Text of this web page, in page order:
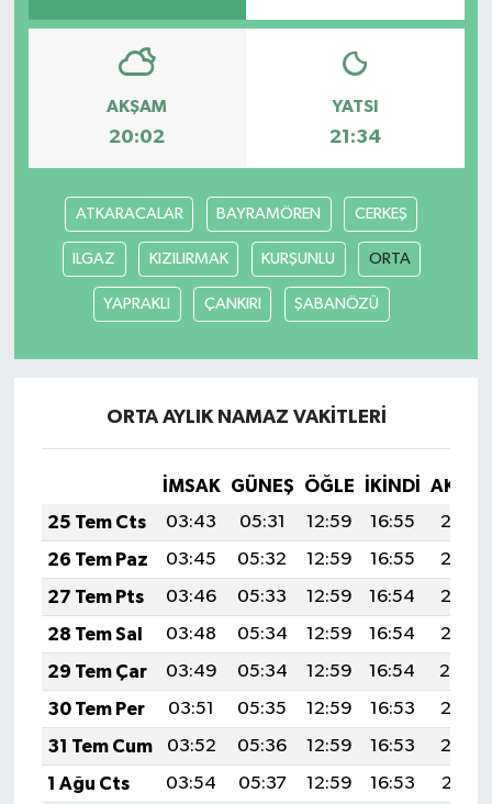
AKŞAM
20:02
YATSI
21:34
ATKARACALAR BAYRAMÖREN CERKEŞ
ILGAZ KIZILIRMAK KURŞUNLU ORTA
YAPRAKLI ÇANKIRI ŞABANÖZÜ
ORTA AYLIK NAMAZ VAKITLERI
İMSAK GÜNEŞ ÖĞLE İKINDI
25 Tem Cts
03:43 05:31 12:59 16:55
20:18
26 Tem Paz
03:45 05:32 12:59 16:55
20:17
27 Tem Pts
03:46 05:33 12:59 16:54
20:16
28 Tem Sal
03:48 05:34 12:59 16:54
20:15
29 Tem Çar
03:49 05:34 12:59 16:54
20:14
30 Tem Per
03:51 05:35 12:59 16:53
20:13
31 Tem Cum
03:52 05:36 12:59 16:53
20:12
1 Ağu Cts
03:54 05:37 12:59 16:53
20:11